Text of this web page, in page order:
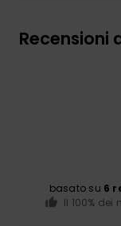
Recensioni
basato su 6
Il 100%